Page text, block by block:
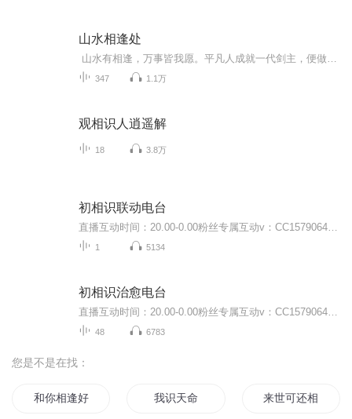
山水相逢处
347 1.1万
观相识人逍遥解
18 3.8万
初相识联动电台
1 5134
初相识治愈电台
48 6783
您是不是在找：
和你相逢好 我识天命 来世可还相逢